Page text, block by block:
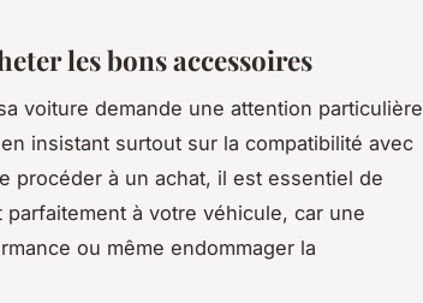
les bons accessoires
voiture demande une attention particulière
insistant surtout sur la compatibilité avec
procéder à un achat, il est essentiel de
à votre véhicule, car une
ou même endommager la